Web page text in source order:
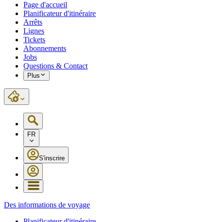
Page d'accueil
Planificateur d'itinéraire
Arrêts
Lignes
Tickets
Abonnements
Jobs
Questions & Contact
Plus
FR
S'inscrire
Des informations de voyage